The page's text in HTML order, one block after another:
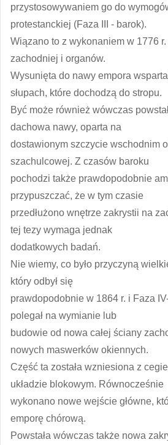
przystosowywaniem go do
protestanckiej (Faza III - barok).
Wiązano to z wykonaniem w 1776
zachodniej i organów.
Wysunięta do nawy empora
słupach, które dochodzą do stropu.
Być może również wówczas
dachowa nawy, oparta na
dostawionym szczycie wschodnim
szachulcowej. Z czasów baroku
pochodzi także prawdopodobnie
przypuszczać, że w tym czasie
przedłużono wnętrze zakrystii na
tej tezy wymaga jednak
dodatkowych badań.
Nie wiemy, co było przyczyną
który odbył się
prawdopodobnie w 1864 r. i Faza
polegał na wymianie lub
budowie od nowa całej ściany
nowych maswerków okiennych.
Część ta została wzniesiona z
układzie blokowym. Równocześnie
wykonano nowe wejście główne,
emporę chórową.
Powstała wówczas także nowa